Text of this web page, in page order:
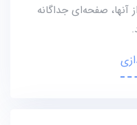
صفحه‌ای جداگانه